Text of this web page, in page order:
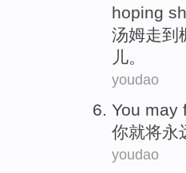
hoping
汤姆走到
儿。
youdao
You may
你就将永
youdao